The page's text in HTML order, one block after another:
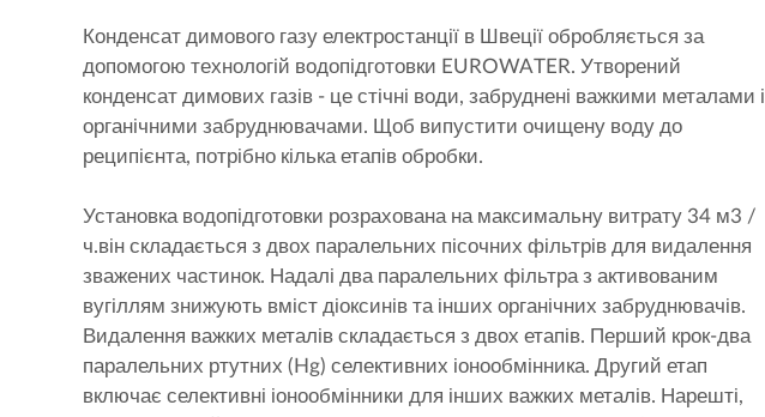
Конденсат димового газу електростанції в Швеції обробляється за
допомогою технологій водопідготовки EUROWATER. Утворений
конденсат димових газів - це стічні води, забруднені важкими металами і
органічними забруднювачами. Щоб випустити очищену воду до
реципієнта, потрібно кілька етапів обробки.
Установка водопідготовки розрахована на максимальну витрату 34 м3 /
ч.він складається з двох паралельних пісочних фільтрів для видалення
зважених частинок. Надалі два паралельних фільтра з активованим
вугіллям знижують вміст діоксинів та інших органічних забруднювачів.
Видалення важких металів складається з двох етапів. Перший крок-два
паралельних ртутних (Hg) селективних іонообмінника. Другий етап
включає селективні іонообмінники для інших важких металів. Нарешті,